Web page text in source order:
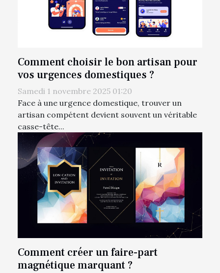
Comment choisir le bon artisan pour
vos urgences domestiques ?
Samedi 1 novembre 2025 01:20
Face à une urgence domestique, trouver un
artisan compétent devient souvent un véritable
casse-tête...
Comment créer un faire-part
magnétique marquant ?